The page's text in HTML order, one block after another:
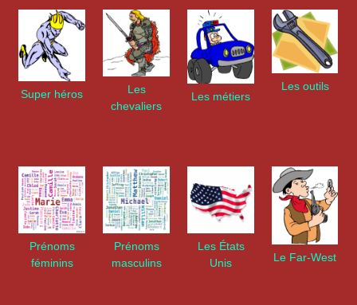
Super héros
Les
chevaliers
Les métiers
Les outils
Prénoms
féminins
Prénoms
masculins
Les États
Unis
Le Far-West